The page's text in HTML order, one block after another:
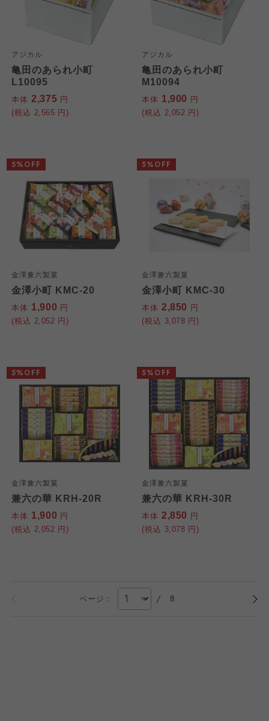
アジカル
亀田のあられ小町
L10095
本体 2,375 円
(税込 2,565 円)
アジカル
亀田のあられ小町
M10094
本体 1,900 円
(税込 2,052 円)
金澤兼六製菓
金澤小町 KMC-20
本体 1,900 円
(税込 2,052 円)
5%OFF
金澤兼六製菓
金澤小町 KMC-30
本体 2,850 円
(税込 3,078 円)
5%OFF
金澤兼六製菓
兼六の華 KRH-20R
本体 1,900 円
(税込 2,052 円)
5%OFF
金澤兼六製菓
兼六の華 KRH-30R
本体 2,850 円
(税込 3,078 円)
5%OFF
ページ： / 8